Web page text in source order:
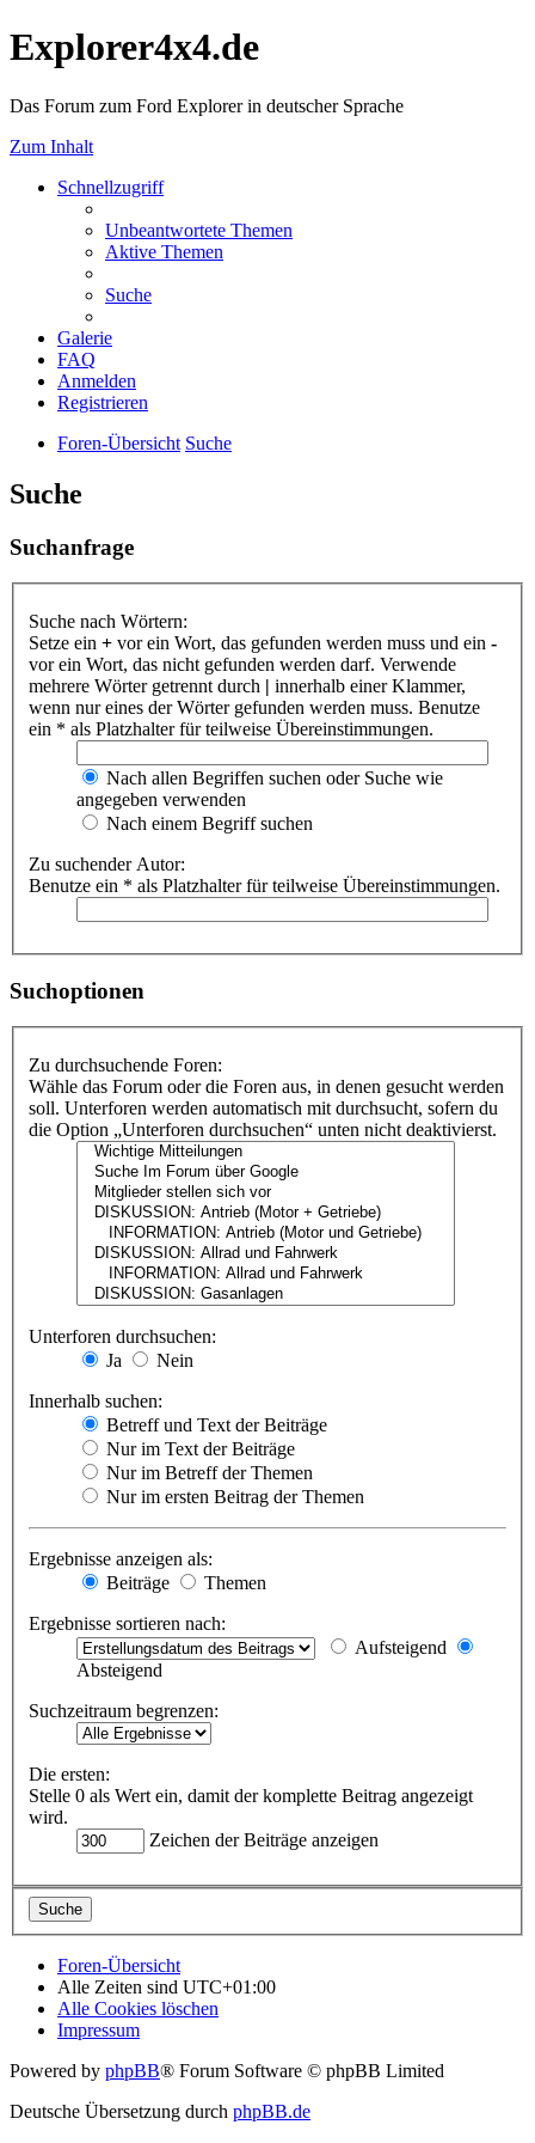
Explorer4x4.de
Das Forum zum Ford Explorer in deutscher Sprache
Zum Inhalt
Schnellzugriff
Unbeantwortete Themen
Aktive Themen
Suche
Galerie
FAQ
Anmelden
Registrieren
Foren-Übersicht Suche
Suche
Suchanfrage
Suche nach Wörtern:
Setze ein + vor ein Wort, das gefunden werden muss und ein -
vor ein Wort, das nicht gefunden werden darf. Verwende
mehrere Wörter getrennt durch | innerhalb einer Klammer,
wenn nur eines der Wörter gefunden werden muss. Benutze
ein * als Platzhalter für teilweise Übereinstimmungen.
Nach allen Begriffen suchen oder Suche wie
angegeben verwenden
Nach einem Begriff suchen
Zu suchender Autor:
Benutze ein * als Platzhalter für teilweise Übereinstimmungen.
Suchoptionen
Zu durchsuchende Foren:
Wähle das Forum oder die Foren aus, in denen gesucht werden
soll. Unterforen werden automatisch mit durchsucht, sofern du
die Option „Unterforen durchsuchen“ unten nicht deaktivierst.
Unterforen durchsuchen:
Ja
Nein
Innerhalb suchen:
Betreff und Text der Beiträge
Nur im Text der Beiträge
Nur im Betreff der Themen
Nur im ersten Beitrag der Themen
Ergebnisse anzeigen als:
Beiträge
Themen
Ergebnisse sortieren nach:
Aufsteigend
Absteigend
Suchzeitraum begrenzen:
Die ersten:
Stelle 0 als Wert ein, damit der komplette Beitrag angezeigt
wird.
Zeichen der Beiträge anzeigen
Foren-Übersicht
Alle Zeiten sind UTC+01:00
Alle Cookies löschen
Impressum
Powered by phpBB® Forum Software © phpBB Limited
Deutsche Übersetzung durch phpBB.de